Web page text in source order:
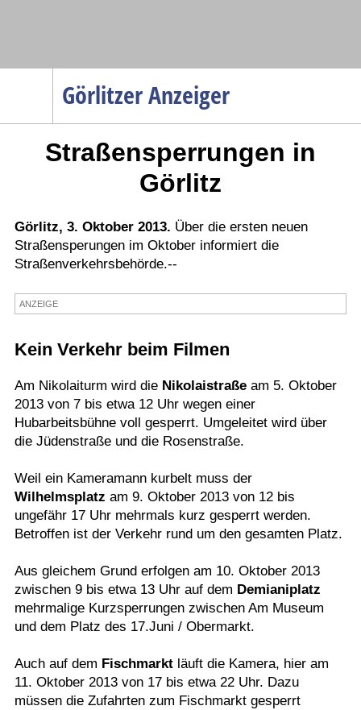
Görlitzer Anzeiger
Menüpunkte
Politik
Wirtschaft
Service
Gesundheit
Sport
Termine
Kostenlos
Straßensperrungen in
Görlitz
Görlitz, 3. Oktober 2013. Über die ersten neuen
Straßensperungen im Oktober informiert die
Straßenverkehrsbehörde.--
ANZEIGE
Kein Verkehr beim Filmen
Am Nikolaiturm wird die Nikolaistraßeam 5. Oktober
2013 von 7 bis etwa 12 Uhr wegen einer
Hubarbeitsbühne voll gesperrt. Umgeleitet wird über
die Jüdenstraße und die Rosenstraße.
Weil ein Kameramann kurbelt muss der
Wilhelmsplatz am 9. Oktober 2013 von 12 bis
ungefähr 17 Uhr mehrmals kurz gesperrt werden.
Betroffen ist der Verkehr rund um den gesamten Platz.
Aus gleichem Grund erfolgen am 10. Oktober 2013
zwischen 9 bis etwa 13 Uhr auf dem Demianiplatz
mehrmalige Kurzsperrungen zwischen Am Museum
und dem Platz des 17.Juni / Obermarkt.
Auch auf dem Fischmarkt läuft die Kamera, hier am
11. Oktober 2013 von 17 bis etwa 22 Uhr. Dazu
müssen die Zufahrten zum Fischmarkt gesperrt